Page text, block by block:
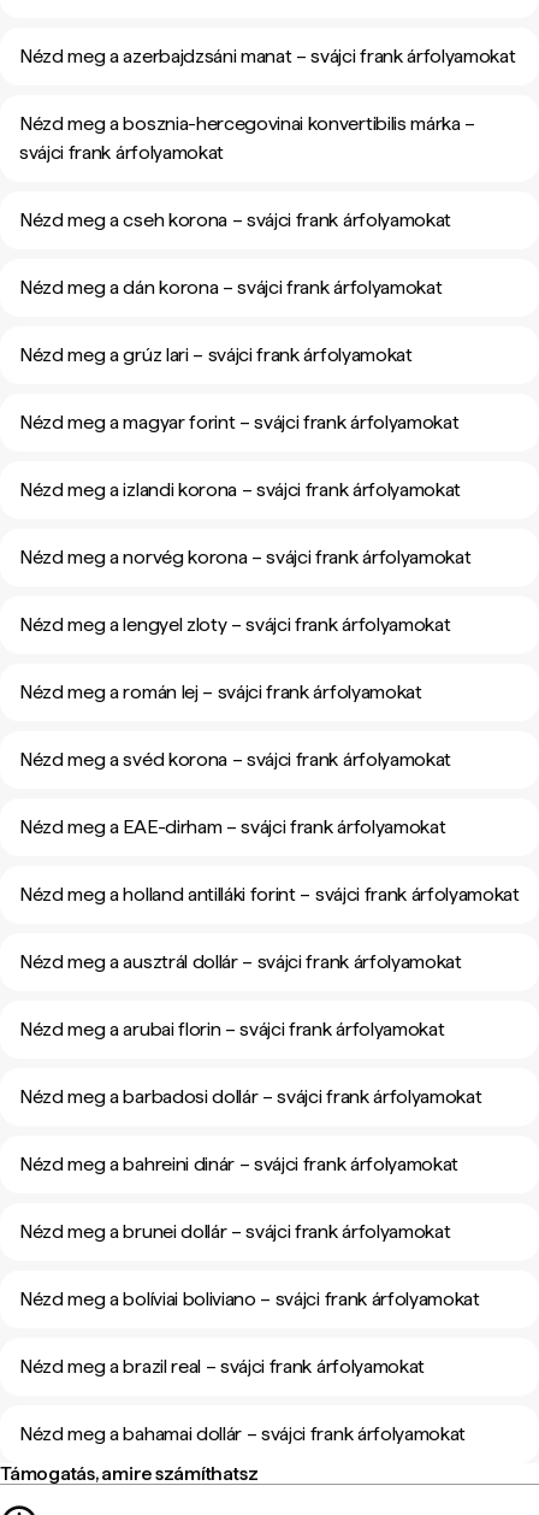
Nézd meg a azerbajdzsáni manat – svájci frank árfolyamokat
Nézd meg a bosznia-hercegovinai konvertibilis márka –
svájci frank árfolyamokat
Nézd meg a cseh korona – svájci frank árfolyamokat
Nézd meg a dán korona – svájci frank árfolyamokat
Nézd meg a grúz lari – svájci frank árfolyamokat
Nézd meg a magyar forint – svájci frank árfolyamokat
Nézd meg a izlandi korona – svájci frank árfolyamokat
Nézd meg a norvég korona – svájci frank árfolyamokat
Nézd meg a lengyel zloty – svájci frank árfolyamokat
Nézd meg a román lej – svájci frank árfolyamokat
Nézd meg a svéd korona – svájci frank árfolyamokat
Nézd meg a EAE-dirham – svájci frank árfolyamokat
Nézd meg a holland antilláki forint – svájci frank árfolyamokat
Nézd meg a ausztrál dollár – svájci frank árfolyamokat
Nézd meg a arubai florin – svájci frank árfolyamokat
Nézd meg a barbadosi dollár – svájci frank árfolyamokat
Nézd meg a bahreini dinár – svájci frank árfolyamokat
Nézd meg a brunei dollár – svájci frank árfolyamokat
Nézd meg a bolíviai boliviano – svájci frank árfolyamokat
Nézd meg a brazil real – svájci frank árfolyamokat
Nézd meg a bahamai dollár – svájci frank árfolyamokat
Támogatás, amire számíthatsz